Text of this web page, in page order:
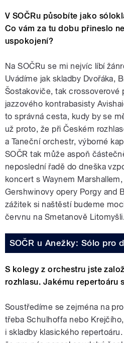
V SOČRu působíte jako
Co vám za tu dobu přineslo
uspokojení?
Na SOČRu se mi nejvíc líbí
Uvádíme jak skladby Dvořáka,
Šostakoviče, tak crossoverové
jazzového kontrabasisty
to správná cesta, kudy by se
už proto, že při Českém
a Taneční orchestr, výborné
SOČR tak může aspoň
neposlední řadě do dneška
koncert s Waynem
Gershwinovy opery Porgy and
zážitek si naštěstí budeme
červnu na Smetanově Litomyšli.
SOČR u Anežky: Sólo pro
S kolegy z orchestru jste
rozhlasu. Jakému repertoáru
Soustředíme se zejména na
třeba Schulhoffa nebo
i skladby klasického